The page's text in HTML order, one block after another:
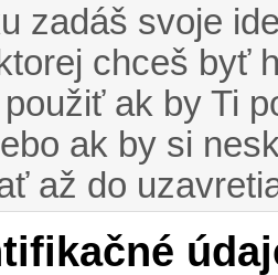
zadáš svoje
chceš byť
ak by Ti
ak by si
až do